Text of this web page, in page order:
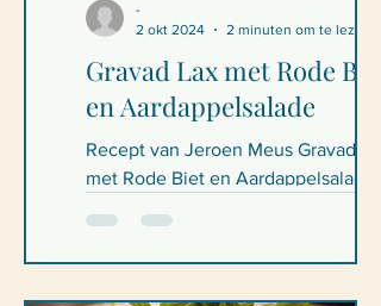
Gravad Lax met Rode Biet
en Aardappelsalade
Recept van Jeroen Meus Gravad Lax
met Rode Biet en Aardappelsalade
-
2 okt 2024
2 minuten om te lezen